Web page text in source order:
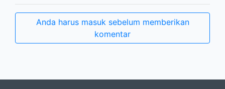
Anda harus masuk sebelum memberikan
komentar